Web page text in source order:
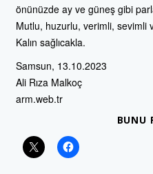
önünüzde ay ve güneş gibi
Mutlu, huzurlu, verimli, sevimli
Kalın sağlıcakla.
Samsun, 13.10.2023
Ali Rıza Malkoç
arm.web.tr
BUNU